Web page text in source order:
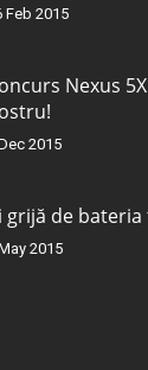
Feb 2015
Nexus
2015
grijă de
2015